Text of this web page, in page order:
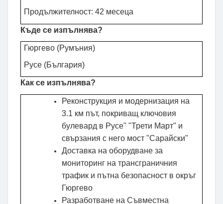
Продължителност: 42 месеца
Къде се изпълнява?
Гюргево (Румъния)
Русе (България)
Как се изпълнява?
Реконструкция и модернизация на
3.1 км път, покриващ ключовия
булевард в Русе" "Трети Март" и
свързания с него мост "Сарайски"
Доставка на оборудване за
мониторинг на трансграничния
трафик и пътна безопасност в окръг
Гюргево
Разработване на Съвместна